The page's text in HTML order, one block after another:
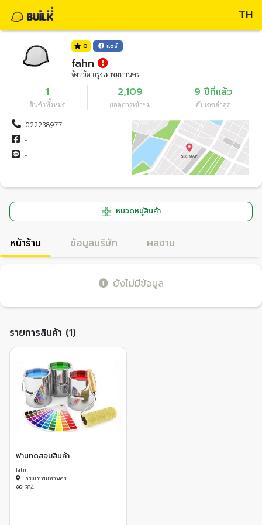
TH
0 แชร์
fahn
จังหวัด กรุงเทพมหานคร
1
สินค้าทั้งหมด
2,109
ยอดการเข้าชม
9 ปีที่แล้ว
อัปเดตล่าสุด
022238977
-
-
หมวดหมู่สินค้า
หน้าร้าน ข้อมูลบริษัท ผลงาน
ยังไม่มีข้อมูล
รายการสินค้า (1)
ฟานทดสอบสินค้า
fahn
กรุงเทพมหานคร
284